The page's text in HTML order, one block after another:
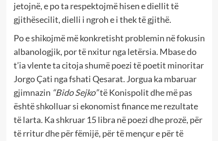
jetojnë, e po ta respektojmë hisen e diellit të
gjithësecilit, dielli i ngroh e i thek të gjithë.
Po e shikojmë më konkretisht problemin në fokusin
albanologjik, por të nxitur nga letërsia. Mbase do
t’ia vlente ta citoja shumë poezi të poetit minoritar
Jorgo Çati nga fshati Qesarat. Jorgua ka mbaruar
gjimnazin “Bido Sejko”të Konispolit dhe më pas
është shkolluar si ekonomist finance me rezultate
të larta. Ka shkruar 15 libra në poezi dhe prozë, për
të rritur dhe për fëmijë, për të mençur e për të